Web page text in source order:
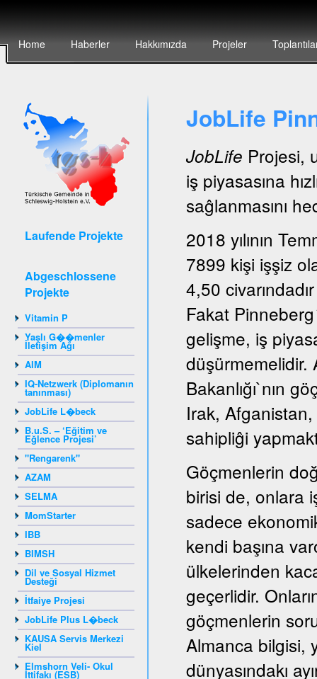
Home Haberler Hakkımızda Projeler
Laufende Projekte
Abgeschlossene
Projekte
Vitamin P
Yaşlı G��menler
İletişim Ağı
AIM
IQ-Netzwerk (Diplomanın
tanınması)
JobLife L�beck
B.u.S. – ‘Eğitim ve
Eğlence Projesi’
"Rengarenk"
AZAM
SELMA
MomStarter
IBB
BIMSH
Dil ve Sosyal Hizmet
Desteği
İtfaiye Projesi
JobLife Plus L�beck
KAUSA Servis Merkezi
Kiel
Elmshorn Veli- Okul
İttifakı (ESB)
JobLife
JobLife Projesi,
iş piyasasına
saĝlanmasını
2018 yılının
7899 kişi işşiz
4,50
Fakat
gelişme, iş
düşürmemelidir.
Bakanlığı`nın
Irak,
sahipliĝi
Göçmenlerin
birisi de, onlara
sadece
kendi başına
ülkelerinden
geçerlidir.
göçmenlerin
Almanca bilgisi,
dünyasındakı